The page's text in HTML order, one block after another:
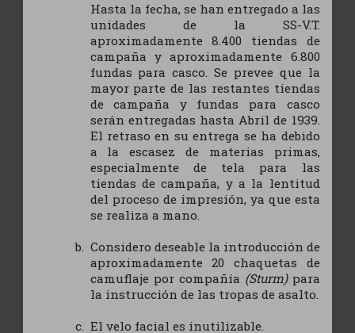
Hasta la fecha, se han entregado a las
unidades de la SS-V.T.
aproximadamente 8.400 tiendas de
campaña y aproximadamente 6.800
fundas para casco. Se prevee que la
mayor parte de las restantes tiendas
de campaña y fundas para casco
serán entregadas hasta Abril de 1939.
El retraso en su entrega se ha debido
a la escasez de materias primas,
especialmente de tela para las
tiendas de campaña, y a la lentitud
del proceso de impresión, ya que esta
se realiza a mano.
Considero deseable la introducción de
aproximadamente 20 chaquetas de
camuflaje por compañía (Sturm)para
la instrucción de las tropas de asalto.
El velo facial es inutilizable.